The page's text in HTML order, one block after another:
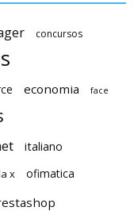
concursos
economia face
italiano
x ofimatica